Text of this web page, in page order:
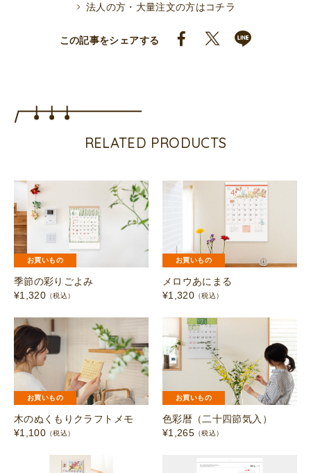
法人の方・大量注文の方はコチラ
この記事をシェアする
RELATED PRODUCTS
お買いもの
季節の彩りごよみ
¥1,320 （税込）
お買いもの
メロウあにまる
¥1,320 （税込）
お買いもの
木のぬくもりクラフトメモ
¥1,100 （税込）
お買いもの
色彩暦（二十四節気入）
¥1,265 （税込）